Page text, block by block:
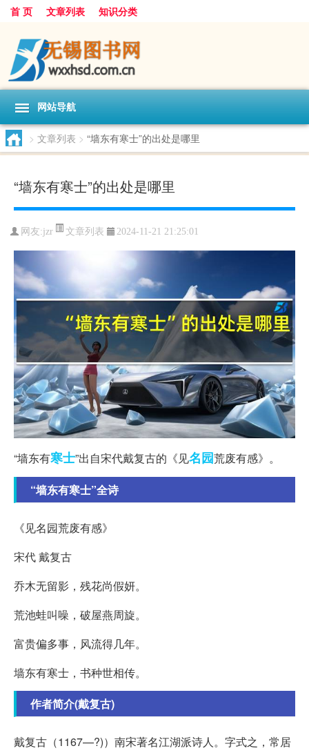
首 页 文章列表 知识分类
网站导航
> 文章列表 > “墙东有寒士”的出处是哪里
“墙东有寒士”的出处是哪里
网友:jzr 文章列表 2024-11-21 21:25:01
“墙东有寒士”出自宋代戴复古的《见名园荒废有感》。
“墙东有寒士”全诗
《见名园荒废有感》
宋代 戴复古
乔木无留影，残花尚假妍。
荒池蛙叫噪，破屋燕周旋。
富贵偏多事，风流得几年。
墙东有寒士，书种世相传。
作者简介(戴复古)
戴复古（1167—?)）南宋著名江湖派诗人。字式之，常居